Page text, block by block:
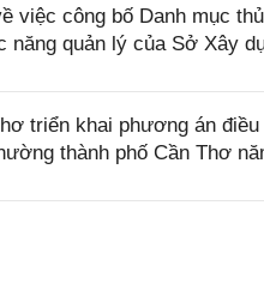
việc công bố Danh mục
quản lý của Sở Xây
triển khai phương án
thành phố Cần Thơ